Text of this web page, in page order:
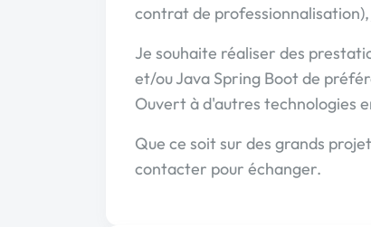
contrat de professionnalisation),
Je souhaite réaliser des
et/ou Java Spring Boot de
Ouvert à d'autres technologies
Que ce soit sur des grands
contacter pour échanger.